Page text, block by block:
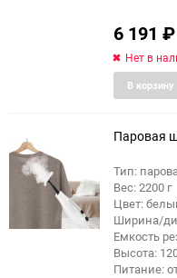
6 191 ₽
Нет в
В корзину
еще 1 фото
Паровая
Тип:
Вес: 2200 г
Цвет:
Ширина/
Емкость
Высота:
Питание: